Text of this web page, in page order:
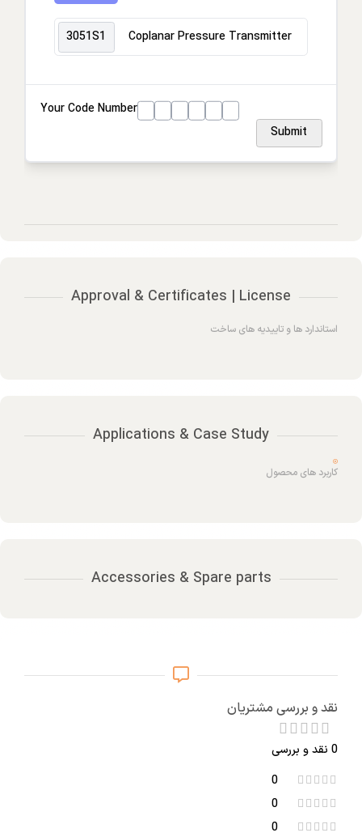
3051S1 Coplanar Pressure Transmitter
Your Code Number
Submit
Approval & Certificates | License
استاندارد ها و تاییدیه های ساخت
Applications & Case Study
کاربرد های محصول
Accessories & Spare parts
نقد و بررسی مشتریان
0 نقد و بررسی
0
0
0